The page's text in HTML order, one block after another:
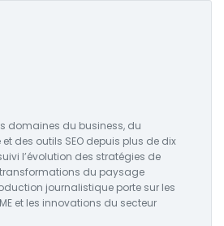
domaines du business, du
des outils SEO depuis plus de dix
l’évolution des stratégies de
du paysage
journalistique porte sur les
et les innovations du secteur